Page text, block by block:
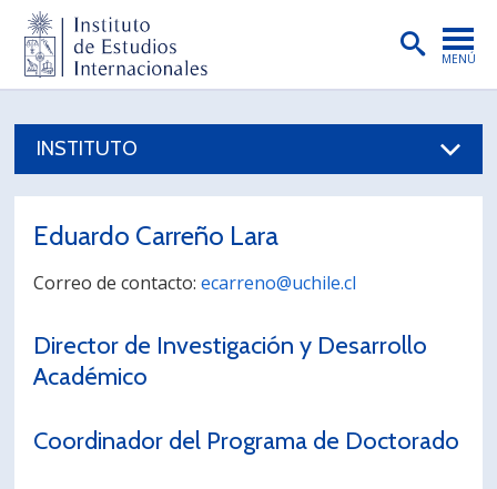
MENÚ
POSTGRADO
INVESTIGACIÓN
EXTENSIÓN
BIBLIOTECA
INSTITUTO
Eduardo Carreño Lara
Correo de contacto:ecarreno@uchile.cl
Director de Investigación y Desarrollo
Académico
Coordinador del Programa de Doctorado